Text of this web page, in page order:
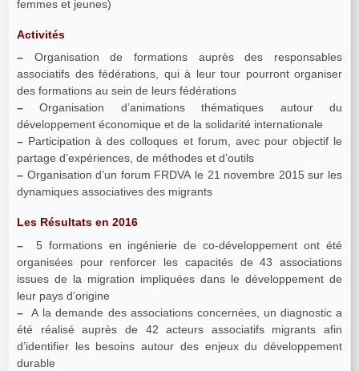
femmes et jeunes)
Activités
– Organisation de formations auprès des responsables
associatifs des fédérations, qui à leur tour pourront organiser
des formations au sein de leurs fédérations
– Organisation d’animations thématiques autour du
développement économique et de la solidarité internationale
– Participation à des colloques et forum, avec pour objectif le
partage d’expériences, de méthodes et d’outils
– Organisation d’un forum FRDVA le 21 novembre 2015 sur les
dynamiques associatives des migrants
Les Résultats en 2016
– 5 formations en ingénierie de co-développement ont été
organisées pour renforcer les capacités de 43 associations
issues de la migration impliquées dans le développement de
leur pays d’origine
– A la demande des associations concernées, un diagnostic a
été réalisé auprès de 42 acteurs associatifs migrants afin
d’identifier les besoins autour des enjeux du développement
durable